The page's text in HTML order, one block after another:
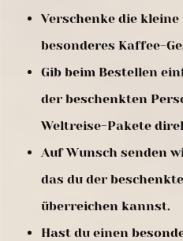
Verschenke die
besonderes Kaffee-
Gib beim Bestellen
der beschenkten
Weltreise-Pakete
Auf Wunsch senden
das du der
überreichen kannst.
Hast du einen